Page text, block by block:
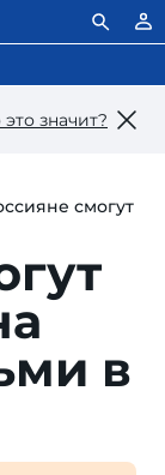
это значит?
смогут
в